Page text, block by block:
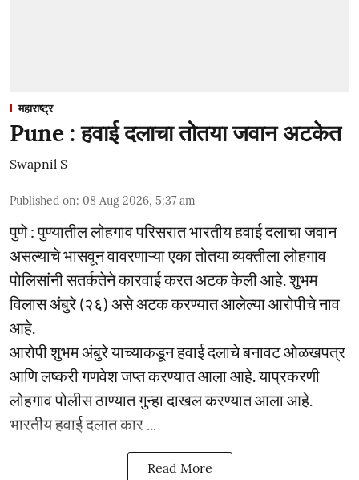
महाराष्ट्र
Pune : हवाई दलाचा तोतया जवान अटकेत
Swapnil S
Published on: 08 Aug 2026, 5:37 am
पुणे : पुण्यातील लोहगाव परिसरात भारतीय हवाई दलाचा जवान
असल्याचे भासवून वावरणाऱ्या एका तोतया व्यक्तीला लोहगाव
पोलिसांनी सतर्कतेने कारवाई करत अटक केली आहे. शुभम
विलास अंबुरे (२६) असे अटक करण्यात आलेल्या आरोपीचे नाव
आहे.
आरोपी शुभम अंबुरे याच्याकडून हवाई दलाचे बनावट ओळखपत्र
आणि लष्करी गणवेश जप्त करण्यात आला आहे. याप्रकरणी
लोहगाव पोलीस ठाण्यात गुन्हा दाखल करण्यात आला आहे.
भारतीय हवाई दलात कार ...
Read More